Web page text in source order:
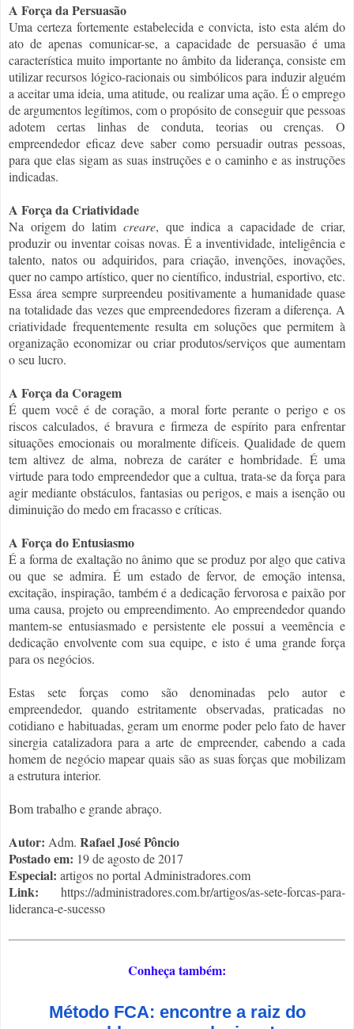
A Força da Persuasão
Uma certeza fortemente estabelecida e convicta, isto esta além do
ato de apenas comunicar-se, a capacidade de persuasão é uma
característica muito importante no âmbito da liderança, consiste em
utilizar recursos lógico-racionais ou simbólicos para induzir alguém
a aceitar uma ideia, uma atitude, ou realizar uma ação. É o emprego
de argumentos legítimos, com o propósito de conseguir que pessoas
adotem certas linhas de conduta, teorias ou crenças. O
empreendedor eficaz deve saber como persuadir outras pessoas,
para que elas sigam as suas instruções e o caminho e as instruções
indicadas.
A Força da Criatividade
Na origem do latim creare, que indica a capacidade de criar,
produzir ou inventar coisas novas. É a inventividade, inteligência e
talento, natos ou adquiridos, para criação, invenções, inovações,
quer no campo artístico, quer no científico, industrial, esportivo, etc.
Essa área sempre surpreendeu positivamente a humanidade quase
na totalidade das vezes que empreendedores fizeram a diferença. A
criatividade frequentemente resulta em soluções que permitem à
organização economizar ou criar produtos/serviços que aumentam
o seu lucro.
A Força da Coragem
É quem você é de coração, a moral forte perante o perigo e os
riscos calculados, é bravura e firmeza de espírito para enfrentar
situações emocionais ou moralmente difíceis. Qualidade de quem
tem altivez de alma, nobreza de caráter e hombridade. É uma
virtude para todo empreendedor que a cultua, trata-se da força para
agir mediante obstáculos, fantasias ou perigos, e mais a isenção ou
diminuição do medo em fracasso e críticas.
A Força do Entusiasmo
É a forma de exaltação no ânimo que se produz por algo que cativa
ou que se admira. É um estado de fervor, de emoção intensa,
excitação, inspiração, também é a dedicação fervorosa e paixão por
uma causa, projeto ou empreendimento. Ao empreendedor quando
mantem-se entusiasmado e persistente ele possui a veemência e
dedicação envolvente com sua equipe, e isto é uma grande força
para os negócios.
Estas sete forças como são denominadas pelo autor e
empreendedor, quando estritamente observadas, praticadas no
cotidiano e habituadas, geram um enorme poder pelo fato de haver
sinergia catalizadora para a arte de empreender, cabendo a cada
homem de negócio mapear quais são as suas forças que mobilizam
a estrutura interior.
Bom trabalho e grande abraço.
Autor: Adm. Rafael José Pôncio
Postado em: 19 de agosto de 2017
Especial: artigos no portal Administradores.com
Link: https://administradores.com.br/artigos/as-sete-forcas-para-
lideranca-e-sucesso
Conheça também:
Método FCA: encontre a raiz do